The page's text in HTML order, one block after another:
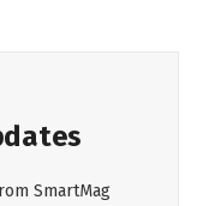
SmartMag